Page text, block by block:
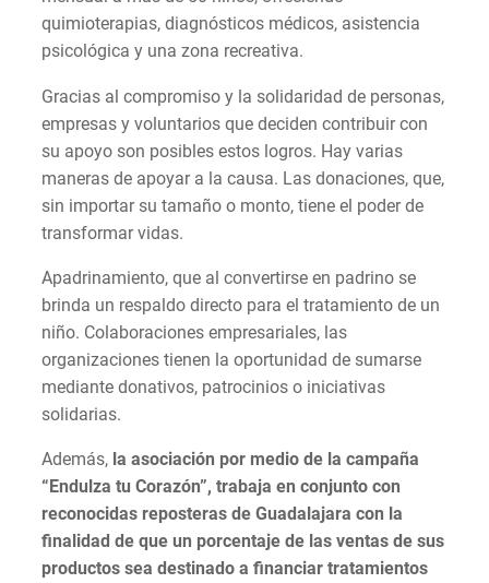
quimioterapias, diagnósticos médicos, asistencia
psicológica y una zona recreativa.
Gracias al compromiso y la solidaridad de personas,
empresas y voluntarios que deciden contribuir con
su apoyo son posibles estos logros. Hay varias
maneras de apoyar a la causa. Las donaciones, que,
sin importar su tamaño o monto, tiene el poder de
transformar vidas.
Apadrinamiento, que al convertirse en padrino se
brinda un respaldo directo para el tratamiento de un
niño. Colaboraciones empresariales, las
organizaciones tienen la oportunidad de sumarse
mediante donativos, patrocinios o iniciativas
solidarias.
Además, la asociación por medio de la campaña
“Endulza tu Corazón”, trabaja en conjunto con
reconocidas reposteras de Guadalajara con la
finalidad de que un porcentaje de las ventas de sus
productos sea destinado a financiar tratamientos